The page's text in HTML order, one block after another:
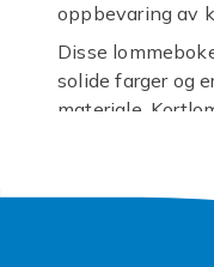
oppbevaring av
Disse
solide farger og
materiale.
Vil du ha